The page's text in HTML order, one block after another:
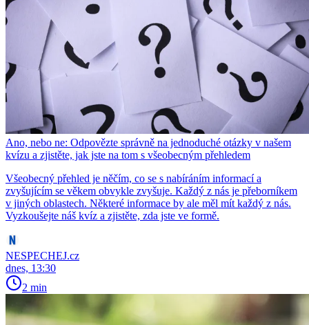
Ano, nebo ne: Odpovězte správně na jednoduché otázky v našem
kvízu a zjistěte, jak jste na tom s všeobecným přehledem
Všeobecný přehled je něčím, co se s nabíráním informací a
zvyšujícím se věkem obvykle zvyšuje. Každý z nás je přeborníkem
v jiných oblastech. Některé informace by ale měl mít každý z nás.
Vyzkoušejte náš kvíz a zjistěte, zda jste ve formě.
NESPECHEJ.cz
dnes, 13:30
2 min